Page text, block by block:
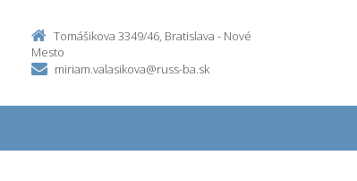
Tomášikova 3349/46, Bratislava - Nové
Mesto
miriam.valasikova@russ-ba.sk